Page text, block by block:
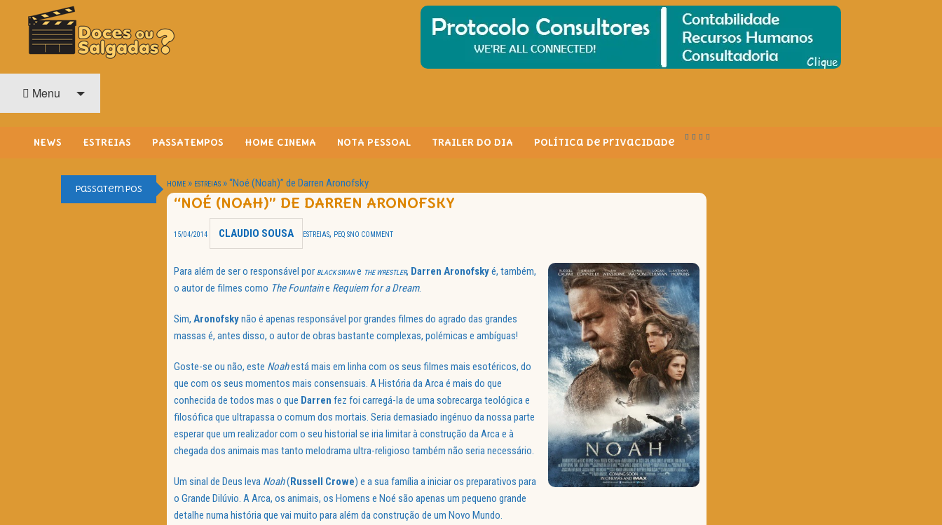
O Cinema? Uma Paixão!!
Menu
NEWS ESTREIAS PASSATEMPOS HOME CINEMA NOTA PESSOAL TRAILER DO DIA Política de Privacidade
Passatempos HOME » ESTREIAS »“Noé (Noah)” de Darren Aronofsky
“NOÉ (NOAH)” DE DARREN ARONOFSKY
15/04/2014 CLAUDIO SOUSA ESTREIAS, PEQ SNO COMMENT
Para além de ser o responsável por BLACK SWANe THE WRESTLER, Darren Aronofskyé, também,
o autor de filmes como The Fountaine Requiem for a Dream.
Sim, Aronofskynão é apenas responsável por grandes filmes do agrado das grandes
massas é, antes disso, o autor de obras bastante complexas, polémicas e ambíguas!
Goste-se ou não, este Noahestá mais em linha com os seus filmes mais esotéricos, do
que com os seus momentos mais consensuais. A História da Arca é mais do que
conhecida de todos mas o que Darren fez foi carregá-la de uma sobrecarga teológica e
filosófica que ultrapassa o comum dos mortais. Seria demasiado ingénuo da nossa parte
esperar que um realizador com o seu historial se iria limitar à construção da Arca e à
chegada dos animais mas tanto melodrama ultra-religioso também não seria necessário.
Um sinal de Deus leva Noah(Russell Crowe) e a sua família a iniciar os preparativos para
o Grande Dilúvio. A Arca, os animais, os Homens e Noé são apenas um pequeno grande
detalhe numa história que vai muito para além da construção de um Novo Mundo.